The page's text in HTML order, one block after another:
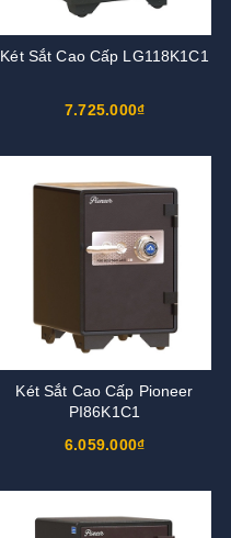
Két Sắt Cao Cấp LG118K1C1
7.725.000₫
Két Sắt Cao Cấp Pioneer
PI86K1C1
6.059.000₫